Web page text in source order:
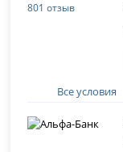
801 отзыв
Все условия